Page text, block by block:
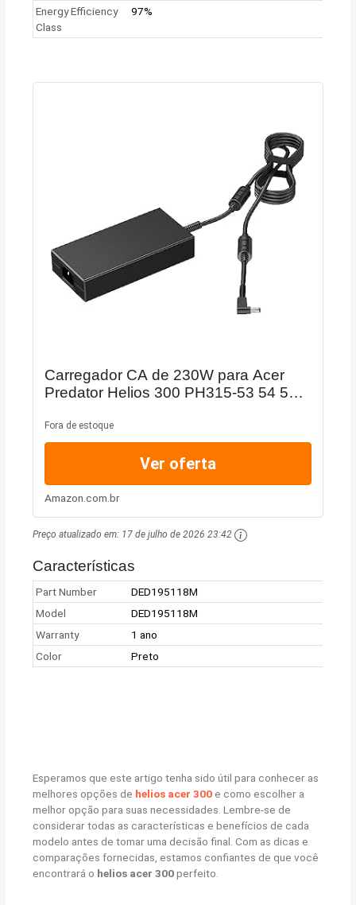
Energy Efficiency
Class
97%
Carregador CA de 230W para Acer
Predator Helios 300 PH315-53 54 55
AN517-4216 Adaptador de energia
para laptop para jogos...
Fora de estoque
Ver oferta
Amazon.com.br
Preço atualizado em: 17 de julho de 2026 23:42
Características
Part Number
DED195118M
Model
DED195118M
Warranty
1 ano
Color
Preto
Esperamos que este artigo tenha sido útil para conhecer as
melhores opções de helios acer 300e como escolher a
melhor opção para suas necessidades. Lembre-se de
considerar todas as características e benefícios de cada
modelo antes de tomar uma decisão final. Com as dicas e
comparações fornecidas, estamos confiantes de que você
encontrará o helios acer 300perfeito.